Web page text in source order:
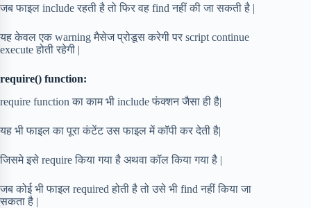
जब फाइल include रहती है तो फिर वह find नहीं की जा सकती है |
यह केवल एक warning मैसेज प्रोडूस करेगी पर script continue
execute होती रहेगी |
require() function:
require function का काम भी include फंक्शन जैसा ही है|
यह भी फाइल का पूरा कंटेंट उस फाइल में कॉपी कर देती है|
जिसमे इसे require किया गया है अथवा कॉल किया गया है |
जब कोई भी फाइल required होती है तो उसे भी find नहीं किया जा
सकता है |